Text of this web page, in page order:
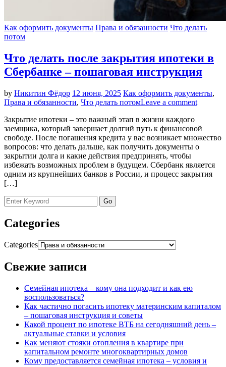
Как оформить документы Права и обязанности Что делать
потом
Что делать после закрытия ипотеки в
Сбербанке – пошаговая инструкция
by Никитин Фёдор 12 июня, 2025 Как оформить документы,
Права и обязанности, Что делать потомLeave a comment
Закрытие ипотеки – это важный этап в жизни каждого
заемщика, который завершает долгий путь к финансовой
свободе. После погашения кредита у вас возникает множество
вопросов: что делать дальше, как получить документы о
закрытии долга и какие действия предпринять, чтобы
избежать возможных проблем в будущем. Сбербанк является
одним из крупнейших банков в России, и процесс закрытия
[…]
Categories
Categories
Свежие записи
Семейная ипотека – кому она подходит и как ею
воспользоваться?
Как частично погасить ипотеку материнским капиталом
– пошаговая инструкция и советы
Какой процент по ипотеке ВТБ на сегодняшний день –
актуальные ставки и условия
Как меняют стояки отопления в квартире при
капитальном ремонте многоквартирных домов
Кому предоставляется семейная ипотека – условия и